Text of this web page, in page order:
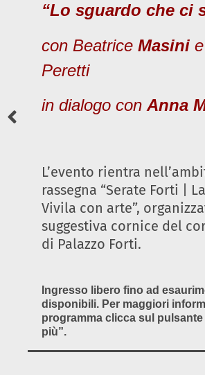
“Lo sguardo che ci
con Beatrice Masini
Peretti
in dialogo con Anna
L’evento rientra
rassegna “Serate Forti |
Vivila con arte”,
suggestiva cornice del
di Palazzo Forti.
Ingresso libero fino ad
disponibili. Per maggiori
programma clicca sul
più”.